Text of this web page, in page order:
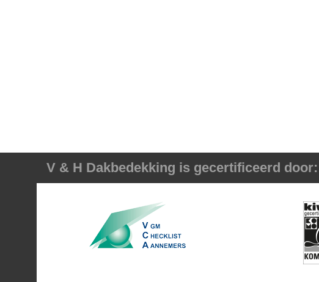
V & H Dakbedekking is gecertificeerd door: